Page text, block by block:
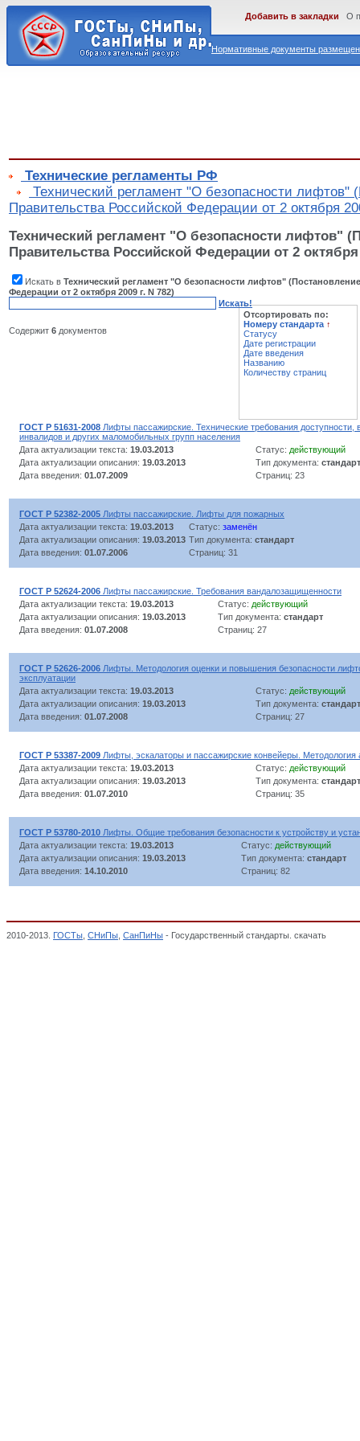
Нормативные документы
Добавить в закладки О
Технические регламенты РФ
Технический регламент "О безопасности лифтов"
Правительства Российской Федерации от 2 октября
Технический регламент "О безопасности лифтов"
Правительства Российской Федерации от 2 октября
Искать в Технический регламент "О безопасности лифтов"
Федерации от 2 октября 2009 г. N 782)
Искать!
Содержит 6 документов
Отсортировать по:
Номеру стандарта ↑
Статусу
Дате регистрации
Дате введения
Названию
Количеству страниц
ГОСТ Р 51631-2008 Лифты пассажирские. Технические требования доступности,
инвалидов и других маломобильных групп населения
Дата актуализации текста: 19.03.2013 Статус: действующий
Дата актуализации описания: 19.03.2013 Тип документа: стандарт
Дата введения: 01.07.2009 Страниц: 23
ГОСТ Р 52382-2005 Лифты пассажирские. Лифты для пожарных
Дата актуализации текста: 19.03.2013 Статус: заменён
Дата актуализации описания: 19.03.2013 Тип документа: стандарт
Дата введения: 01.07.2006 Страниц: 31
ГОСТ Р 52624-2006 Лифты пассажирские. Требования вандалозащищенности
Дата актуализации текста: 19.03.2013 Статус: действующий
Дата актуализации описания: 19.03.2013 Тип документа: стандарт
Дата введения: 01.07.2008 Страниц: 27
ГОСТ Р 52626-2006 Лифты. Методология оценки и повышения безопасности
эксплуатации
Дата актуализации текста: 19.03.2013 Статус: действующий
Дата актуализации описания: 19.03.2013 Тип документа: стандарт
Дата введения: 01.07.2008 Страниц: 27
ГОСТ Р 53387-2009 Лифты, эскалаторы и пассажирские конвейеры. Методология
Дата актуализации текста: 19.03.2013 Статус: действующий
Дата актуализации описания: 19.03.2013 Тип документа: стандарт
Дата введения: 01.07.2010 Страниц: 35
ГОСТ Р 53780-2010 Лифты. Общие требования безопасности к устройству и
Дата актуализации текста: 19.03.2013 Статус: действующий
Дата актуализации описания: 19.03.2013 Тип документа: стандарт
Дата введения: 14.10.2010 Страниц: 82
2010-2013. ГОСТы СНиПы СанПиНы - Государственный стандарты. скачать